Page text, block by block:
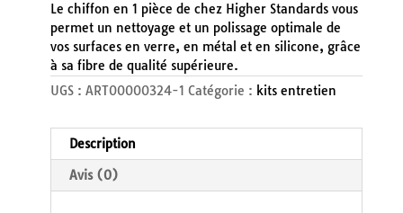
Le chiffon en 1 pièce de chez Higher Standards vous
permet un nettoyage et un polissage optimale de
vos surfaces en verre, en métal et en silicone, grâce
à sa fibre de qualité supérieure.
UGS : ART00000324-1 Catégorie : kits entretien
Description
Avis (0)